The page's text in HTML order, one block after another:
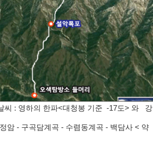
씨 : 영하의 한파<대청봉 기준 -17도> 와 강
암 - 구곡담계곡 - 수렴동계곡 - 백담사 < 약